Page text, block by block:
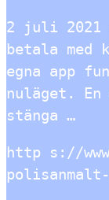
2 juli 2021
betala med
egna app
nuläget.
stänga …
http s://